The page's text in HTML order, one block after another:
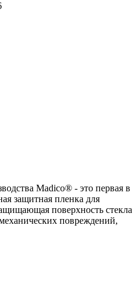
Madico® - это первая в
защитная пленка для
поверхность стекла
повреждений,